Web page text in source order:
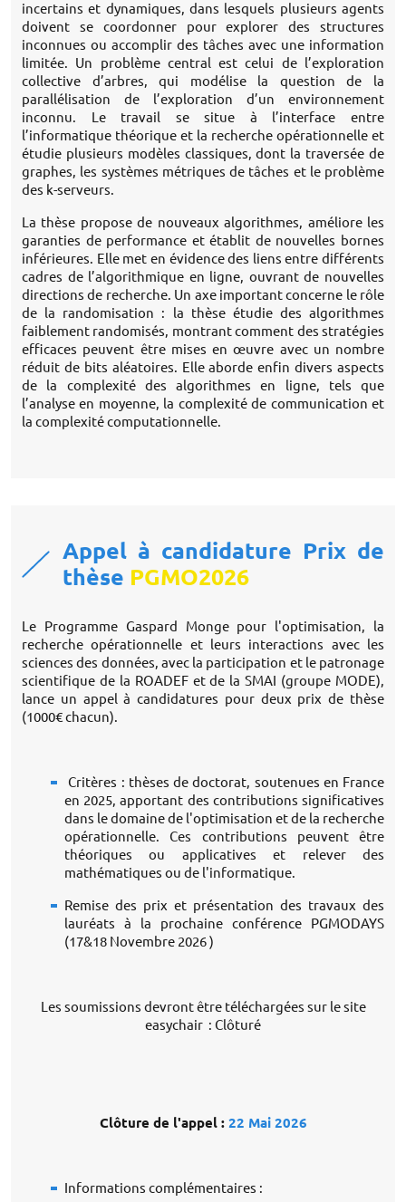
incertains et dynamiques, dans lesquels plusieurs agents
doivent se coordonner pour explorer des structures
inconnues ou accomplir des tâches avec une information
limitée. Un problème central est celui de l’exploration
collective d’arbres, qui modélise la question de la
parallélisation de l’exploration d’un environnement
inconnu. Le travail se situe à l’interface entre
l’informatique théorique et la recherche opérationnelle et
étudie plusieurs modèles classiques, dont la traversée de
graphes, les systèmes métriques de tâches et le problème
des k-serveurs.
La thèse propose de nouveaux algorithmes, améliore les
garanties de performance et établit de nouvelles bornes
inférieures. Elle met en évidence des liens entre différents
cadres de l’algorithmique en ligne, ouvrant de nouvelles
directions de recherche. Un axe important concerne le rôle
de la randomisation : la thèse étudie des algorithmes
faiblement randomisés, montrant comment des stratégies
efficaces peuvent être mises en œuvre avec un nombre
réduit de bits aléatoires. Elle aborde enfin divers aspects
de la complexité des algorithmes en ligne, tels que
l’analyse en moyenne, la complexité de communication et
la complexité computationnelle.
Appel à candidature Prix de
thèse PGMO2026
Le Programme Gaspard Monge pour l'optimisation, la
recherche opérationnelle et leurs interactions avec les
sciences des données, avec la participation et le patronage
scientifique de la ROADEF et de la SMAI (groupe MODE),
lance un appel à candidatures pour deux prix de thèse
(1000€ chacun).
Critères : thèses de doctorat, soutenues en France
en 2025, apportant des contributions significatives
dans le domaine de l'optimisation et de la recherche
opérationnelle. Ces contributions peuvent être
théoriques ou applicatives et relever des
mathématiques ou de l'informatique.
Remise des prix et présentation des travaux des
lauréats à la prochaine conférence PGMODAYS
(17&18 Novembre 2026 )
Les soumissions devront être téléchargées sur le site
easychair : Clôturé
Clôture de l'appel :22 Mai 2026
Informations complémentaires :